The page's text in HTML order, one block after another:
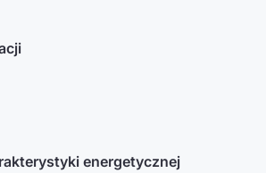
energetycznej